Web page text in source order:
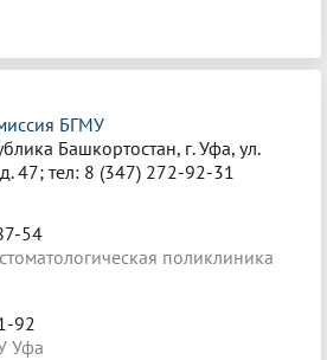
БГМУ
Башкортостан, г. Уфа, ул.
47; тел: 8 (347) 272-92-31
54
поликлиника
92
Уфа